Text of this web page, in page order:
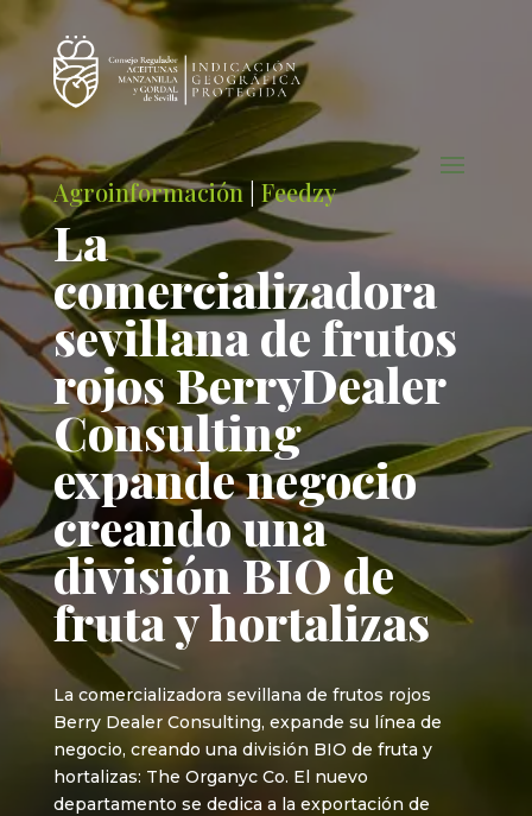
Agroinformación Feedzy
La
comercializadora
sevillana de frutos
rojos BerryDealer
Consulting
expande negocio
creando una
división BIO de
fruta y hortalizas
La comercializadora sevillana de frutos rojos
Berry Dealer Consulting, expande su línea de
negocio, creando una división BIO de fruta y
hortalizas: The Organyc Co. El nuevo
departamento se dedica a la exportación de